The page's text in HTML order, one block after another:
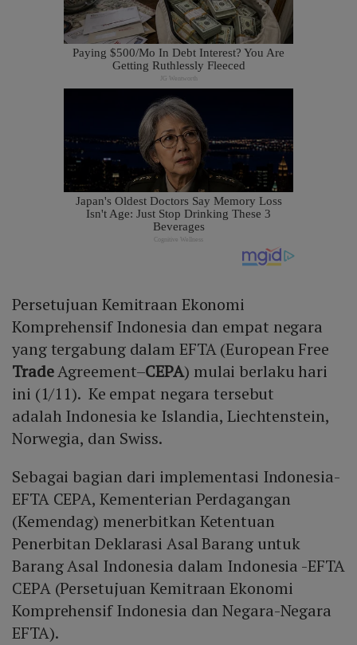
Persetujuan Kemitraan Ekonomi
Komprehensif Indonesia dan empat negara
yang tergabung dalam EFTA (European Free
TradeAgreement–CEPA) mulai berlaku hari
ini (1/11). Ke empat negara tersebut
adalah Indonesia ke Islandia, Liechtenstein,
Norwegia, dan Swiss.
Sebagai bagian dari implementasi Indonesia-
EFTA CEPA, Kementerian Perdagangan
(Kemendag) menerbitkan Ketentuan
Penerbitan Deklarasi Asal Barang untuk
Barang Asal Indonesia dalam Indonesia -EFTA
CEPA (Persetujuan Kemitraan Ekonomi
Komprehensif Indonesia dan Negara-Negara
EFTA).